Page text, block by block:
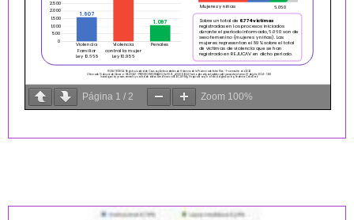
Página 1 / 2 Zoom 100%